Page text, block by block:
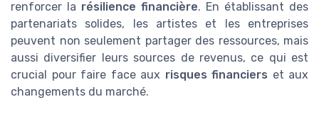
renforcer la résilience financière. En établissant des
partenariats solides, les artistes et les entreprises
peuvent non seulement partager des ressources, mais
aussi diversifier leurs sources de revenus, ce qui est
crucial pour faire face aux risques financiers et aux
changements du marché.